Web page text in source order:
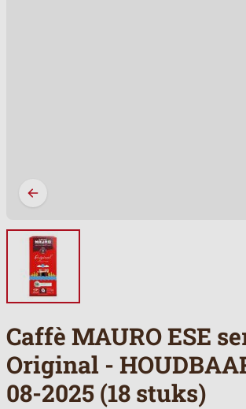
Caffè MAURO ESE
Original -
08-2025 (18 stuks)